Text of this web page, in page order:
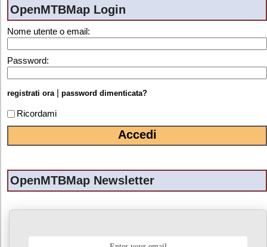
OpenMTBMap Login
Nome utente o email:
Password:
registrati ora | password dimenticata?
Ricordami
OpenMTBMap Newsletter